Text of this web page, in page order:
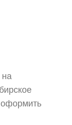
оформить